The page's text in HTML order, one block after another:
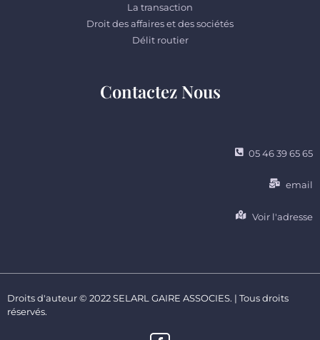
La transaction
Droit des affaires et des sociétés
Délit routier
Contactez Nous
05 46 39 65 65
email
Voir l'adresse
Droits d'auteur © 2022 SELARL GAIRE ASSOCIES. | Tous droits
réservés.